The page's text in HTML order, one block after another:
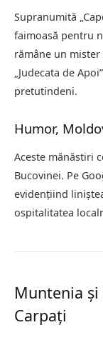
Supranumită
faimoasă pentru
rămâne un
„Judecata de
pretutindeni.
Humor,
Aceste mănăstiri
Bucovinei. Pe
evidențiind
ospitalitatea
Muntenia
Carpați